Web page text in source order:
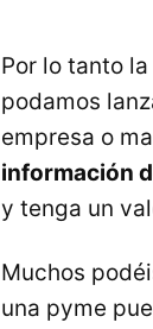
Por lo tanto
podamos
empresa o
información
y tenga un
Muchos
una pyme